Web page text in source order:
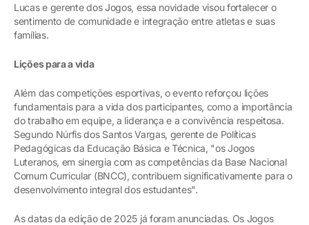
Lucas e gerente dos Jogos, essa novidade visou fortalecer o
sentimento de comunidade e integração entre atletas e suas
famílias.
Lições para a vida
Além das competições esportivas, o evento reforçou lições
fundamentais para a vida dos participantes, como a importância
do trabalho em equipe, a liderança e a convivência respeitosa.
Segundo Núrfis dos Santos Vargas, gerente de Políticas
Pedagógicas da Educação Básica e Técnica, "os Jogos
Luteranos, em sinergia com as competências da Base Nacional
Comum Curricular (BNCC), contribuem significativamente para o
desenvolvimento integral dos estudantes".
As datas da edição de 2025 já foram anunciadas. Os Jogos